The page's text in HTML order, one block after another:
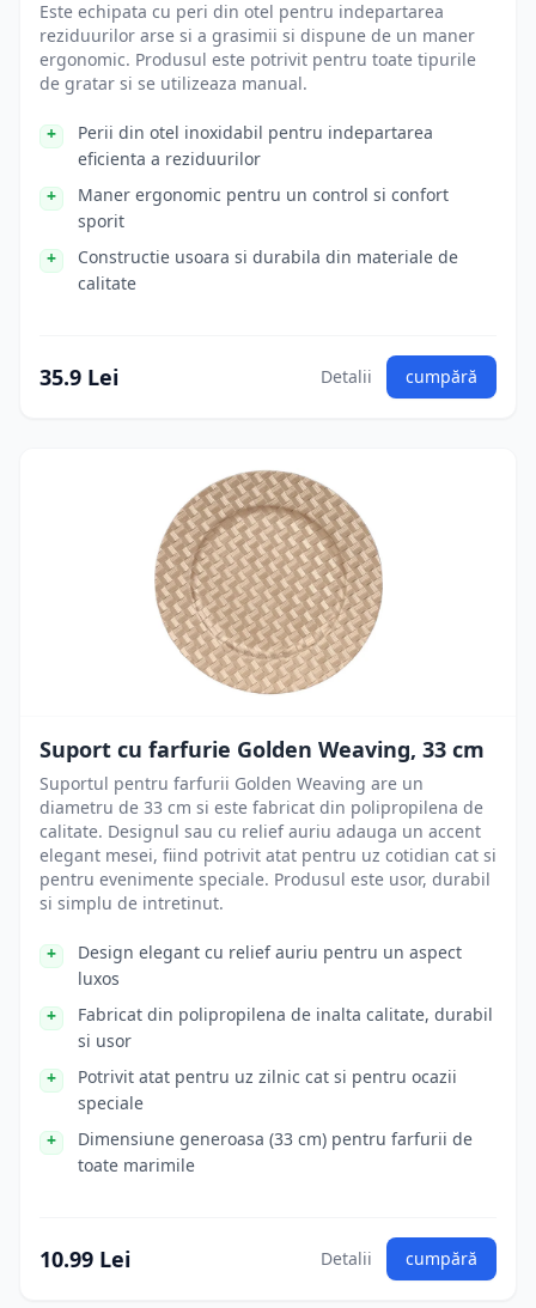
Este echipata cu peri din otel pentru indepartarea
reziduurilor arse si a grasimii si dispune de un maner
ergonomic. Produsul este potrivit pentru toate tipurile
de gratar si se utilizeaza manual.
Perii din otel inoxidabil pentru indepartarea
eficienta a reziduurilor
Maner ergonomic pentru un control si confort
sporit
Constructie usoara si durabila din materiale de
calitate
35.9 Lei Detalii cumpără
Suport cu farfurie Golden Weaving, 33 cm
Suportul pentru farfurii Golden Weaving are un
diametru de 33 cm si este fabricat din polipropilena de
calitate. Designul sau cu relief auriu adauga un accent
elegant mesei, fiind potrivit atat pentru uz cotidian cat si
pentru evenimente speciale. Produsul este usor, durabil
si simplu de intretinut.
Design elegant cu relief auriu pentru un aspect
luxos
Fabricat din polipropilena de inalta calitate, durabil
si usor
Potrivit atat pentru uz zilnic cat si pentru ocazii
speciale
Dimensiune generoasa (33 cm) pentru farfurii de
toate marimile
10.99 Lei Detalii cumpără